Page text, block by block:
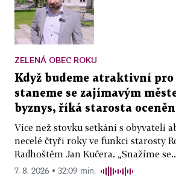
ZELENÁ OBEC ROKU
Když budeme atraktivní pro
staneme se zajímavým
byznys, říká starosta
Více než stovku setkání s obyvateli
necelé čtyři roky ve funkci starosty
Radhoštěm Jan Kučera. „Snažíme
7. 8. 2026 ▪ 32:09 min.